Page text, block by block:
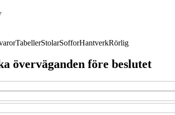
TabellerStolarSofforHantverkRörlig
överväganden före beslutet